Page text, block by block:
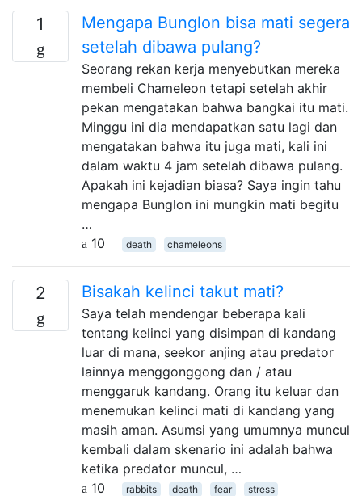
1
Mengapa Bunglon bisa mati segera
setelah dibawa pulang?
Seorang rekan kerja menyebutkan mereka
membeli Chameleon tetapi setelah akhir
pekan mengatakan bahwa bangkai itu mati.
Minggu ini dia mendapatkan satu lagi dan
mengatakan bahwa itu juga mati, kali ini
dalam waktu 4 jam setelah dibawa pulang.
Apakah ini kejadian biasa? Saya ingin tahu
mengapa Bunglon ini mungkin mati begitu
…
10
death chameleons
2 Bisakah kelinci takut mati?
Saya telah mendengar beberapa kali
tentang kelinci yang disimpan di kandang
luar di mana, seekor anjing atau predator
lainnya menggonggong dan / atau
menggaruk kandang. Orang itu keluar dan
menemukan kelinci mati di kandang yang
masih aman. Asumsi yang umumnya muncul
kembali dalam skenario ini adalah bahwa
ketika predator muncul, …
10
rabbits death fear stress